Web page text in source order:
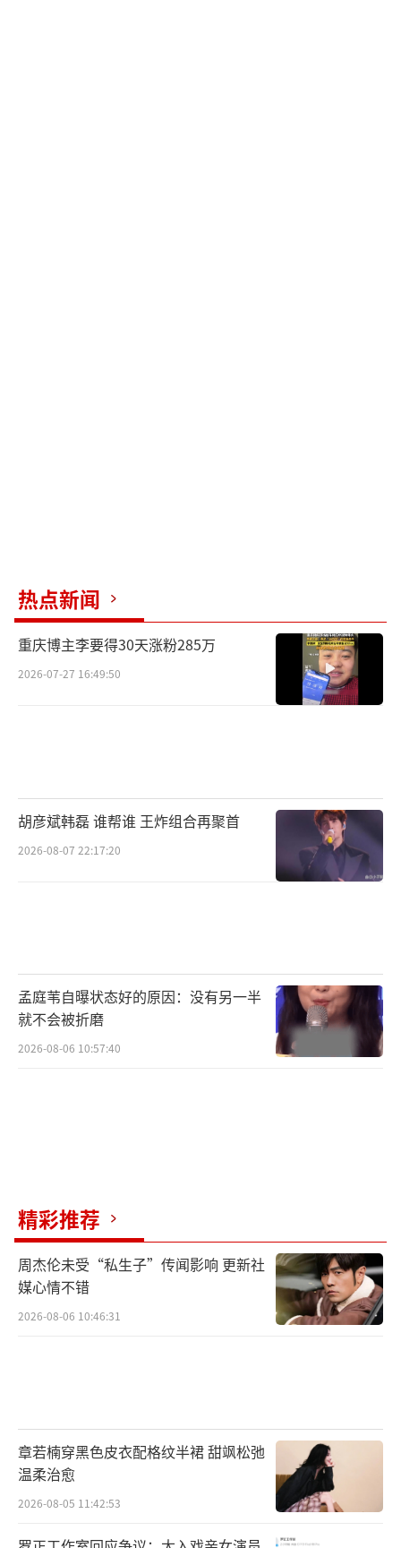
视为“中年女性的生存指南”。
尽管部分观众认为剧中某些情节过于狗
血，但快节奏的叙事和励志内核冲淡了争议。
孙俪与董子健的纯事业搭档关系避免了感情线
《蛮好的人生》通过真实职场刻画、鲜活
人物塑造和社会议题的嵌入，成功打破了职场
剧“悬浮”的窠臼。尽管部分情节略显夸张，
成为都市职场剧的新标杆。（责任编辑：卢其龙 CL088
2）
热点新闻
重庆博主李要得30天涨粉285万
2026-07-27 16:49:50
胡彦斌韩磊 谁帮谁 王炸组合再聚首
2026-08-07 22:17:20
孟庭苇自曝状态好的原因：没有另一半
就不会被折磨
2026-08-06 10:57:40
精彩推荐
周杰伦未受“私生子”传闻影响 更新社
媒心情不错
2026-08-06 10:46:31
章若楠穿黑色皮衣配格纹半裙 甜飒松弛
温柔治愈
2026-08-05 11:42:53